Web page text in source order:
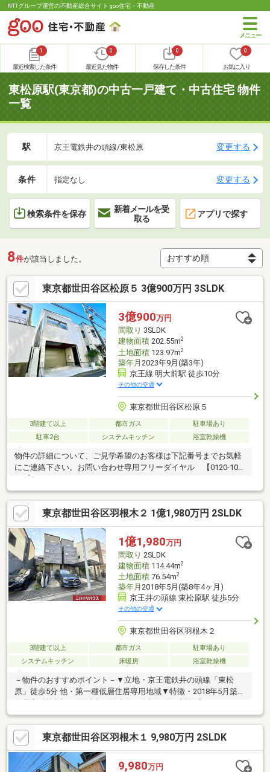
NTTグループ運営の不動産総合サイト goo住宅・不動産
1
最近検索した条件
0
最近見た物件
0
保存した条件
0
お気に入り
東松原駅(東京都)の中古一戸建て・中古住宅 物件
一覧
駅 京王電鉄井の頭線/東松原 変更する
条件 指定なし 変更する
検索条件を保存
新着メールを受
取る
アプリで探す
8件が該当しました。
東京都世田谷区松原５ 3億900万円 3SLDK
3億900万円
間取り 3SLDK
建物面積202.55m2
土地面積123.97m2
築年月 2023年9月(築3年)
京王線 明大前駅 徒歩10分
その他の交通
東京都世田谷区松原５
3階建て以上 都市ガス
駐車場あり
駐車2台
システムキッチン 浴室乾燥機
物件の詳細について、ご見学希望のお客様は下記番号までお気軽
にご連絡下さい。お問い合わせ専用フリーダイヤル 【0120-104-
東京都世田谷区羽根木２ 1億1,980万円 2SLDK
1億1,980万円
間取り 2SLDK
建物面積114.44m2
土地面積76.54m2
築年月 2018年5月(築8年4ヶ月)
京王井の頭線 東松原駅 徒歩5分
その他の交通
東京都世田谷区羽根木２
3階建て以上 都市ガス
駐車場あり
システムキッチン
床暖房 浴室乾燥機
－物件のおすすめポイント－▼立地・京王電鉄井の頭線「東松
原」徒歩5分 他・第一種低層住居専用地域▼特徴・2018年5月築・
食洗機搭載・WIC付のサービススぺ―スは多用途に活用可・玄関が
すっきり片付くSIC有・3階は南北の両面バルコニー仕様・駐車1
台可(車種による)、駐輪スペース有▼設備・床暖房(LD)・浴室乾
燥機・トイレ2ヶ所▼周辺環境・トップパルケ松原店 徒歩7分(約
550m)■ ご希望の住まい探しをお手伝いします ━━━━━・・・
東京都世田谷区羽根木１ 9,980万円 2SLDK
9,980万円